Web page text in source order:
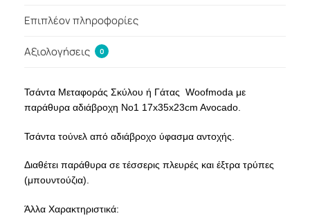
Επιπλέον πληροφορίες
Αξιολογήσεις 0
Τσάντα Μεταφοράς Σκύλου ή Γάτας Woofmoda με
παράθυρα αδιάβροχη Νο1 17x35x23cm Avocado.
Τσάντα τούνελ από αδιάβροχο ύφασμα αντοχής.
Διαθέτει παράθυρα σε τέσσερις πλευρές και έξτρα τρύπες
(μπουντούζια).
Άλλα Χαρακτηριστικά: